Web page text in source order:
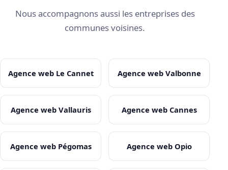
Nous accompagnons aussi les entreprises des
communes voisines.
Agence web Le Cannet Agence web Valbonne
Agence web Vallauris Agence web Cannes
Agence web Pégomas Agence web Opio